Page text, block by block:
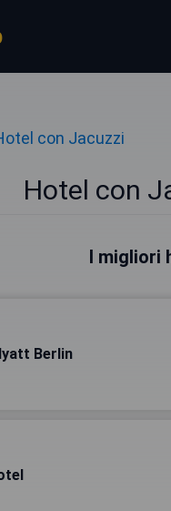
con Jacuzzi
Hotel con
I migliori
Berlin